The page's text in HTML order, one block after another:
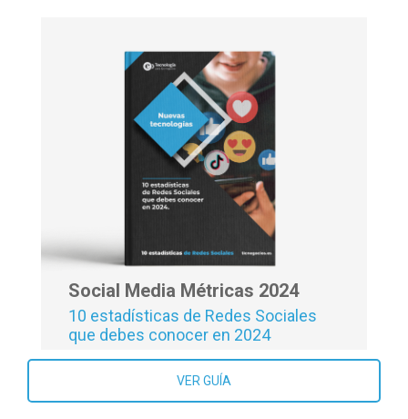
Social Media Métricas 2024
10 estadísticas de Redes Sociales
que debes conocer en 2024
VER GUÍA